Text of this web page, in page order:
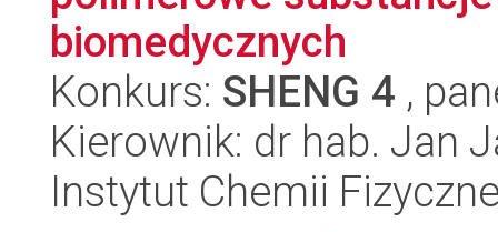
biomedycznych
Konkurs: SHENG 4 ,
Kierownik: dr hab. Jan
Instytut Chemii